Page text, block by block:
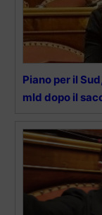
Piano per il
mld dopo il